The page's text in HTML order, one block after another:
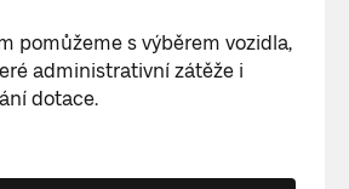
pomůžeme s výběrem vozidla,
administrativní zátěže i
dotace.